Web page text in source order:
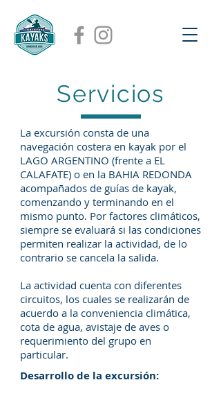
La excursión consta de una
navegación costera en kayak por el
LAGO ARGENTINO (frente a EL
CALAFATE) o en la BAHIA REDONDA
acompañados de guías de kayak,
comenzando y terminando en el
mismo punto. Por factores climáticos,
siempre se evaluará si las condiciones
permiten realizar la actividad, de lo
contrario se cancela la salida.
La actividad cuenta con diferentes
circuitos, los cuales se realizarán de
acuerdo a la conveniencia climática,
cota de agua, avistaje de aves o
requerimiento del grupo en
particular.
Desarrollo de la excursión:
Servicios